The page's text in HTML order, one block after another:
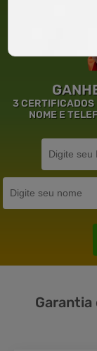
3 CERTIFICADOS
NOME E
Garantia